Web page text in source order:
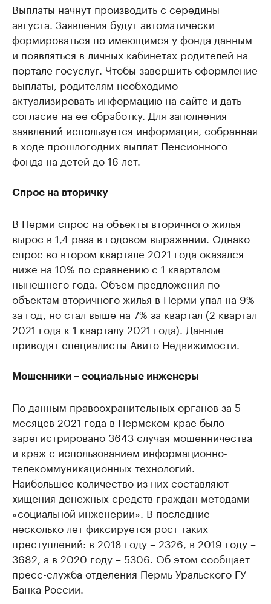
Выплаты начнут производить с середины
августа. Заявления будут автоматически
формироваться по имеющимся у фонда данным
и появляться в личных кабинетах родителей на
портале госуслуг. Чтобы завершить оформление
выплаты, родителям необходимо
актуализировать информацию на сайте и дать
согласие на ее обработку. Для заполнения
заявлений используется информация, собранная
в ходе прошлогодних выплат Пенсионного
фонда на детей до 16 лет.
Спрос на вторичку
В Перми спрос на объекты вторичного жилья
вырос в 1,4 раза в годовом выражении. Однако
спрос во втором квартале 2021 года оказался
ниже на 10% по сравнению с 1 кварталом
нынешнего года. Объем предложения по
объектам вторичного жилья в Перми упал на 9%
за год, но стал выше на 7% за квартал (2 квартал
2021 года к 1 кварталу 2021 года). Данные
приводят специалисты Авито Недвижимости.
Мошенники – социальные инженеры
По данным правоохранительных органов за 5
месяцев 2021 года в Пермском крае было
зарегистрировано3643 случая мошенничества
и краж с использованием информационно-
телекоммуникационных технологий.
Наибольшее количество из них составляют
хищения денежных средств граждан методами
«социальной инженерии». В последние
несколько лет фиксируется рост таких
преступлений: в 2018 году – 2326, в 2019 году –
3682, а в 2020 году – 5306. Об этом сообщает
пресс-служба отделения Пермь Уральского ГУ
Банка России.